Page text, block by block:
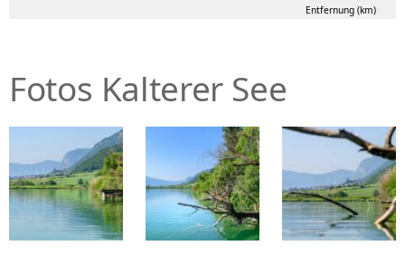
Entfernung (km)
Fotos Kalterer See